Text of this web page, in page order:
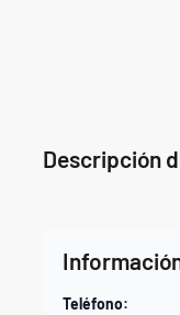
Teléfono:
Descripción